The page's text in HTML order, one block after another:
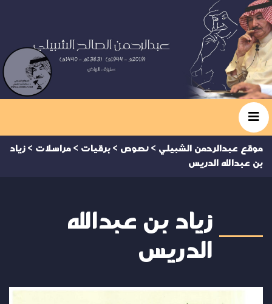
موقع عبدالرحمن الشبيلي > نصوص > برقيات > مراسلات > زياد
بن عبدالله الدريس
زياد بن عبدالله
الدريس